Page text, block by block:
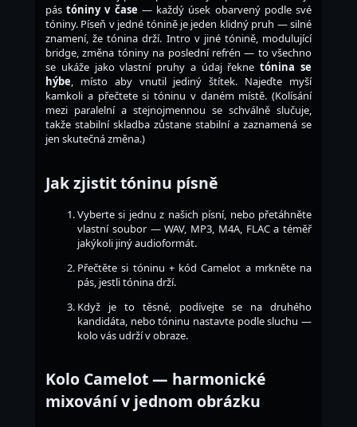
pástóniny v čase — každý úsek obarvený podle své
tóniny. Píseň v jedné tónině je jeden klidný pruh — silné
znamení, že tónina drží. Intro v jiné tónině, modulující
bridge, změna tóniny na poslední refrén — to všechno
se ukáže jako vlastní pruhy a údaj řeknetónina se
hýbe, místo aby vnutil jediný štítek. Najeďte myší
kamkoli a přečtete si tóninu v daném místě. (Kolísání
mezi paralelní a stejnojmennou se schválně slučuje,
takže stabilní skladba zůstane stabilní a zaznamená se
jen skutečná změna.)
Jak zjistit tóninu písně
Vyberte si jednu z našich písní, nebo přetáhněte
vlastní soubor — WAV, MP3, M4A, FLAC a téměř
jakýkoli jiný audioformát.
Přečtěte si tóninu + kód Camelot a mrkněte na
pás, jestli tónina drží.
Když je to těsné, podívejte se na druhého
kandidáta, nebo tóninu nastavte podle sluchu —
kolo vás udrží v obraze.
Kolo Camelot — harmonické
mixování v jednom obrázku